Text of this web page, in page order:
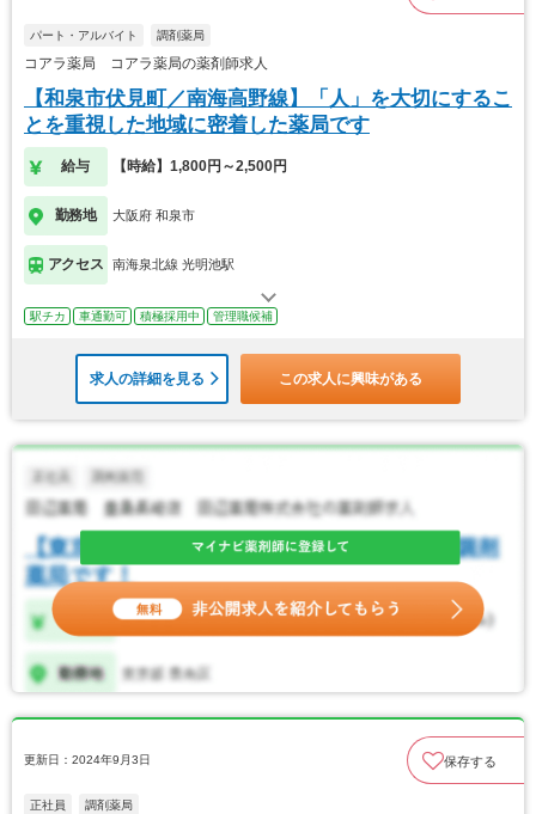
パート・アルバイト 調剤薬局
コアラ薬局 コアラ薬局の薬剤師求人
【和泉市伏見町／南海高野線】「人」を大切にするこ
とを重視した地域に密着した薬局です
給与 【時給】1,800円～2,500円
勤務地 大阪府 和泉市
アクセス 南海泉北線 光明池駅
駅チカ 車通勤可 積極採用中 管理職候補
求人の詳細を見る この求人に興味がある
更新日：2024年9月3日 保存する
正社員 調剤薬局